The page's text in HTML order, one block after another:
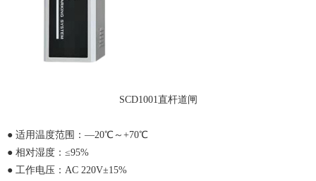
SCD1001直杆道闸
● 适用温度范围：—20℃～+70℃
● 相对湿度：≤95%
● 工作电压：AC 220V±15%